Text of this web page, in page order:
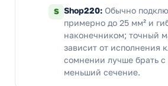
S Shop220: Обычно
примерно до 25 мм² и
наконечником; точный
зависит от исполнения
сомнении лучше брать с
меньший сечение.